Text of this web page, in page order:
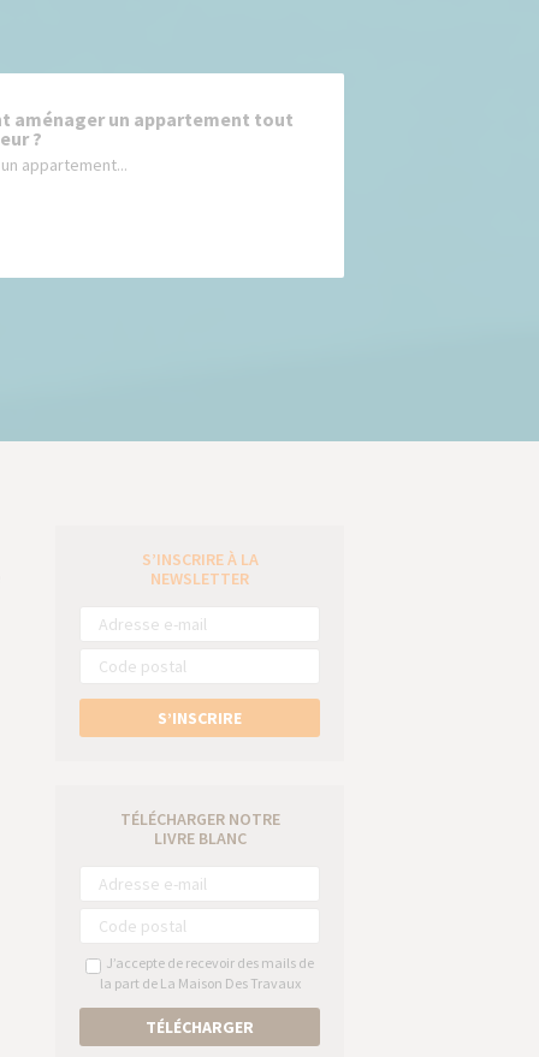
aménager un appartement tout
?
appartement...
S’INSCRIRE À LA
NEWSLETTER
S’INSCRIRE
TÉLÉCHARGER NOTRE
LIVRE BLANC
J’accepte de recevoir des mails de
la part de La Maison Des Travaux
TÉLÉCHARGER